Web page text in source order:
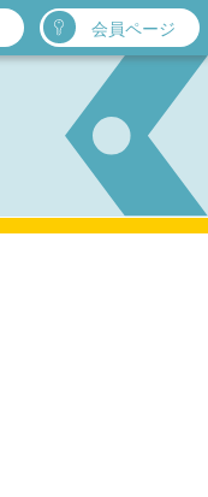
会員ページ